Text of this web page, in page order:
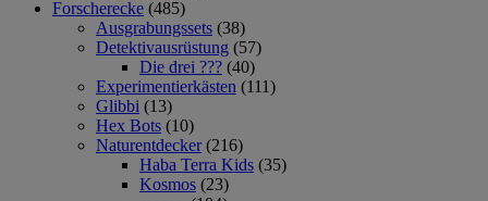
Forscherecke (485)
Ausgrabungssets (38)
Detektivausrüstung (57)
Die drei ??? (40)
Experimentierkästen (111)
Glibbi (13)
Hex Bots (10)
Naturentdecker (216)
Haba Terra Kids (35)
Kosmos (23)